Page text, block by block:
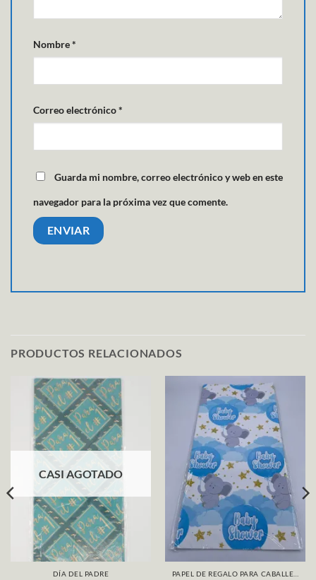
Nombre*
Correo electrónico*
Guarda mi nombre, correo electrónico y web en este
navegador para la próxima vez que comente.
PRODUCTOS RELACIONADOS
CASI AGOTADO
DÍA DEL PADRE